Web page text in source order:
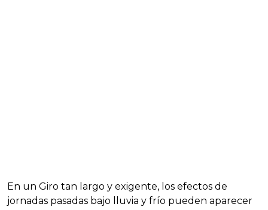
En un Giro tan largo y exigente, los efectos de
jornadas pasadas bajo lluvia y frío pueden aparecer